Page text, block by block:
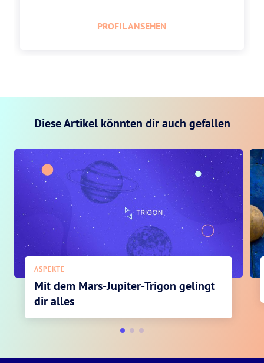
PROFIL ANSEHEN
Diese Artikel könnten dir auch gefallen
ASPEKTE
Mit dem Mars-Jupiter-Trigon gelingt
dir alles